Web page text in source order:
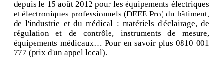
depuis le 15 août 2012 pour les équipements électriques
et électroniques professionnels (DEEE Pro) du bâtiment,
de l'industrie et du médical : matériels d'éclairage, de
régulation et de contrôle, instruments de mesure,
équipements médicaux… Pour en savoir plus 0810 001
777 (prix d'un appel local).